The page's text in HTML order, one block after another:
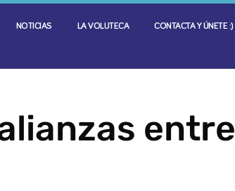
NOTICIAS LA VOLUTECA CONTACTA Y ÚNETE :)
entre